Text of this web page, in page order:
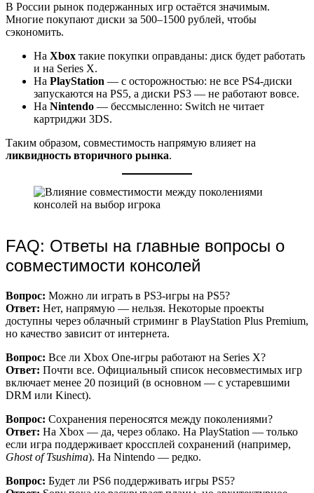
В России рынок подержанных игр остаётся значимым.
Многие покупают диски за 500–1500 рублей, чтобы
сэкономить.
На Xbox такие покупки оправданы: диск будет работать
и на Series X.
На PlayStation — с осторожностью: не все PS4-диски
запускаются на PS5, а диски PS3 — не работают вовсе.
На Nintendo — бессмысленно: Switch не читает
картриджи 3DS.
Таким образом, совместимость напрямую влияет на
ликвидность вторичного рынка.
FAQ: Ответы на главные вопросы о
совместимости консолей
Вопрос: Можно ли играть в PS3-игры на PS5?
Ответ: Нет, напрямую — нельзя. Некоторые проекты
доступны через облачный стриминг в PlayStation Plus Premium,
но качество зависит от интернета.
Вопрос: Все ли Xbox One-игры работают на Series X?
Ответ: Почти все. Официальный список несовместимых игр
включает менее 20 позиций (в основном — с устаревшими
DRM или Kinect).
Вопрос: Сохранения переносятся между поколениями?
Ответ: На Xbox — да, через облако. На PlayStation — только
если игра поддерживает кроссплей сохранений (например,
Ghost of Tsushima). На Nintendo — редко.
Вопрос: Будет ли PS6 поддерживать игры PS5?